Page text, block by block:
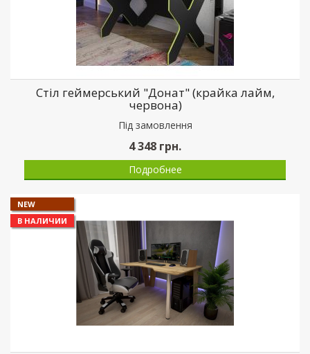
Стіл геймерський "Донат" (крайка лайм,
червона)
Пiд замовлення
4 348 грн.
Подробнее
NEW
В НАЛИЧИИ